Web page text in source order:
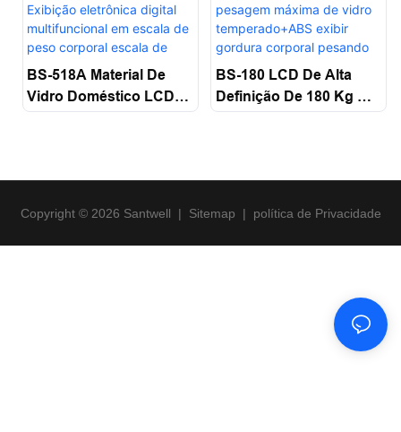
BS-518A Material De
Vidro Doméstico LCD
Corporal Escala De
BS-180 LCD De Alta
Definição De 180 Kg De
Pesando Banheiro
Copyright © 2026 Santwell | Sitemap | política de Privacidade